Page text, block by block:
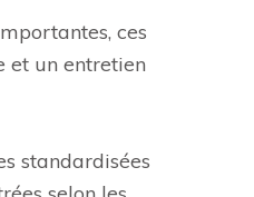
ces
et un entretien
standardisées